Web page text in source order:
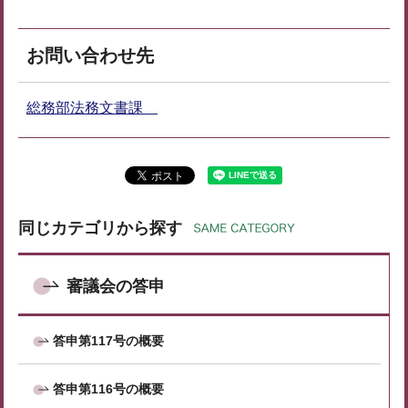
お問い合わせ先
総務部法務文書課
同じカテゴリから探す
審議会の答申
答申第117号の概要
答申第116号の概要